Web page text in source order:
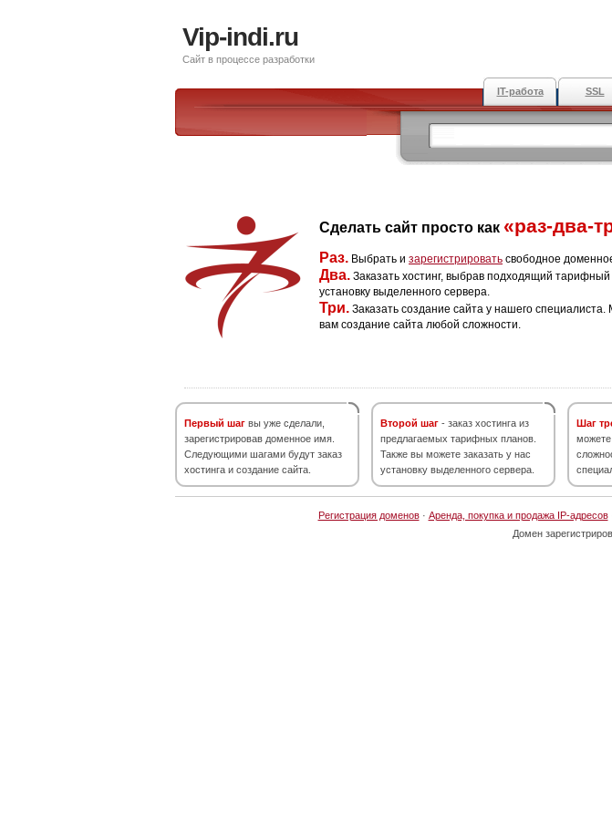
Vip-indi.ru
Сайт в процессе разработки
IT-работа SSL
Сделать сайт просто как «раз-два-
Раз. Выбрать и зарегистрировать свободное
Два. Заказать хостинг, выбрав подходящий тарифный
установку выделенного сервера.
Три. Заказать создание сайта у нашего
вам создание сайта любой сложности.
Первый шаг вы уже сделали,
зарегистрировав доменное имя.
Следующими шагами будут заказ
хостинга и создание сайта.
Второй шаг - заказ хостинга из
предлагаемых тарифных планов.
Также вы можете заказать у нас
установку выделенного сервера.
Шаг
можете
Регистрация доменов· Аренда, покупка и продажа IP-адресов
Домен